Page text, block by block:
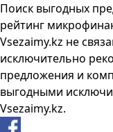
Поиск выгодных
рейтинг
Vsezaimy.kz не
исключительно
предложения и
выгодными
Vsezaimy.kz.